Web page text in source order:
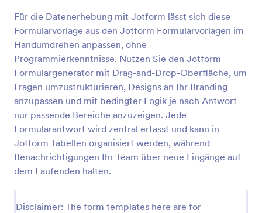
Für die Datenerhebung mit Jotform lässt sich diese
Formularvorlage aus den Jotform Formularvorlagen im
Handumdrehen anpassen, ohne
Programmierkenntnisse. Nutzen Sie den Jotform
Formulargenerator mit Drag-and-Drop-Oberfläche, um
Fragen umzustrukturieren, Designs an Ihr Branding
anzupassen und mit bedingter Logik je nach Antwort
nur passende Bereiche anzuzeigen. Jede
Formularantwort wird zentral erfasst und kann in
Jotform Tabellen organisiert werden, während
Benachrichtigungen Ihr Team über neue Eingänge auf
dem Laufenden halten.
Disclaimer: The form templates here are for
können!
Luftqualitätsumfrage
Erfassen Sie Beobachtungen zur Luftqualität
standortbezogen und einheitlich, um Trends zu
erkennen und Rückmeldungen aus der Bevölkerung
mit Jotform gezielt für Auswertungen und
Maßnahmenplanung zu nutzen.
Go to Category:
Umfragen
Vorlage verwenden